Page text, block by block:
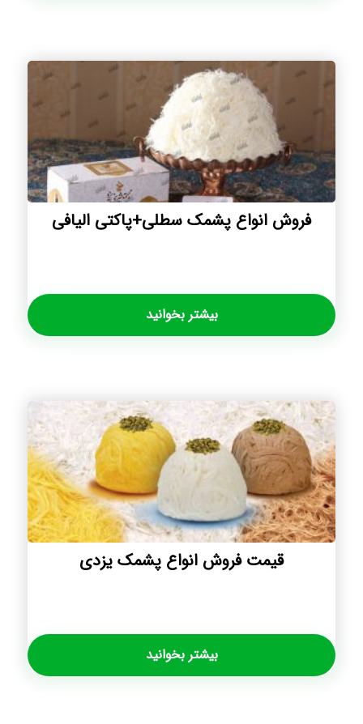
فروش انواع پشمک سطلی+پاکتی الیافی
بیشتر بخوانید
قیمت فروش انواع پشمک یزدی
بیشتر بخوانید